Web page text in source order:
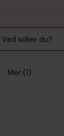
Mer (1)